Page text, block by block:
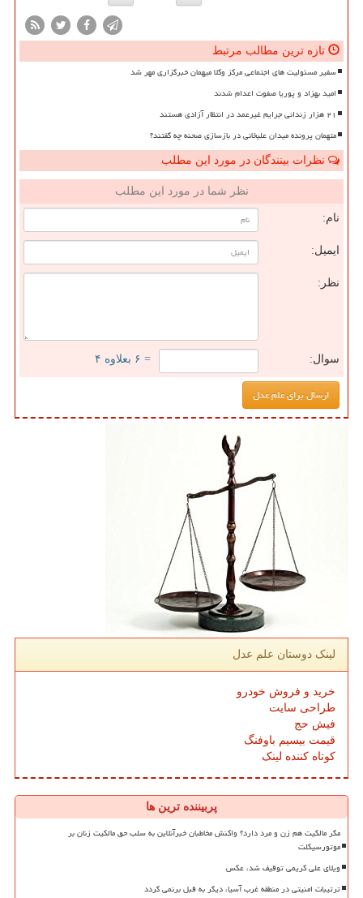
تازه ترین مطالب مرتبط
سفیر مسئولیت های اجتماعی مرکز وکلا میهمان خبرگزاری مهر شد
امید بهزاد و پوریا صفوت اعدام شدند
۲۱ هزار زندانی جرایم غیرعمد در انتظار آزادی هستند
متهمان پرونده میدان علیخانی در بازسازی صحنه چه گفتند؟
نظرات بینندگان در مورد این مطلب
نظر شما در مورد این مطلب
نام:
ایمیل:
نظر:
سوال: = ۶ بعلاوه ۴
لینک دوستان علم عدل
خرید و فروش خودرو
طراحی سایت
فیش حج
قیمت بیسیم باوفنگ
کوتاه کننده لینک
پربیننده ترین ها
مگر مالکیت هم زن و مرد دارد؟ واکنش مخاطبان خبرآنلاین به سلب حق مالکیت زنان بر
موتورسیکلت
ویلای علی کریمی توقیف شد، عکس
ترتیبات امنیتی در منطقه غرب آسیا، دیگر به قبل برنمی گردد